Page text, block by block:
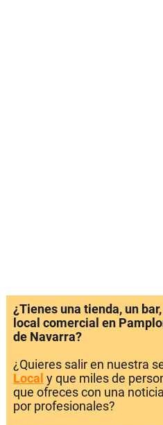
¿Tienes una tienda, un
local comercial en
de Navarra?
¿Quieres salir en nuestra
Local y que miles de
que ofreces con una
por profesionales?